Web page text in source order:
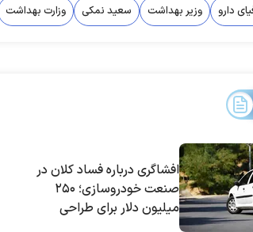
دارو وزیر بهداشت سعید نمکی وزارت بهداشت
افشاگری درباره فساد کلان در
صنعت خودروسازی؛ ۲۵۰
میلیون دلار برای طراحی